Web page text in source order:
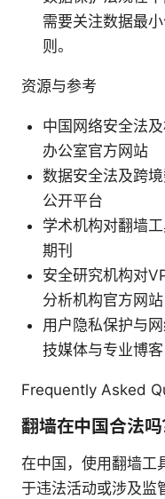
需要关注数据最
则。
资源与参考
中国网络安全法
办公室官方网站
数据安全法及跨
公开平台
学术机构对翻墙
期刊
安全研究机构对
分析机构官方网站
用户隐私保护与
技媒体与专业博客
Frequently Asked
翻墙在中国合法吗
在中国，使用翻墙工
于违法活动或涉及监